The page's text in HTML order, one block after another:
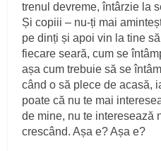
trenul devreme, întârzie la
Și copiii – nu‑ți mai
pe dinți și apoi vin la tine
fiecare seară, cum se
așa cum trebuie să se
când o să plece de acasă,
poate că nu te mai
de mine, nu te interesează
crescând. Așa e? Așa e?